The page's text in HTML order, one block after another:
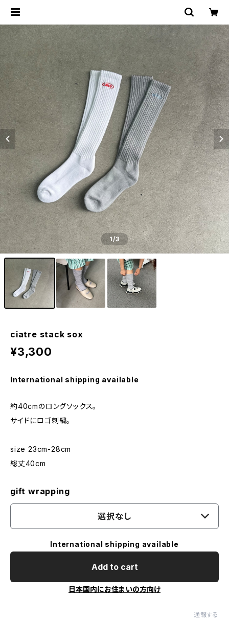
1/3
ciatre stack sox
¥3,300
International shipping available
約40cmのロングソックス。
サイドにロゴ刺繍。
size 23cm-28cm
総丈40cm
gift wrapping
選択なし
International shipping available
Add to cart
日本国内にお住まいの方向け
通報する